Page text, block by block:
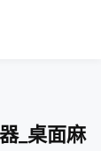
_桌面麻